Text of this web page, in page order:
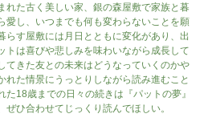
れた古く美しい家、銀の森屋敷で家族と暮
愛し、いつまでも何も変わらないことを願
らす屋敷には月日とともに変化があり、出
トは喜びや悲しみを味わいながら成長して
てきた友との未来はどうなっていくのかや
れた情景にうっとりしながら読み進むこと
18歳までの日々の続きは『パットの夢』
ぜひ合わせてじっくり読んでほしい。